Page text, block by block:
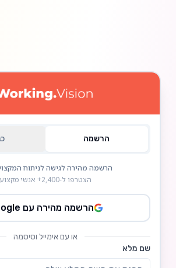
הרשמה
הרשמה מהירה לגישה לניתוח
הצטרפו ל-2,400+ אנשי מקצוע
הרשמה מהירה עם Google
או עם אימייל וסיסמה
שם מלא